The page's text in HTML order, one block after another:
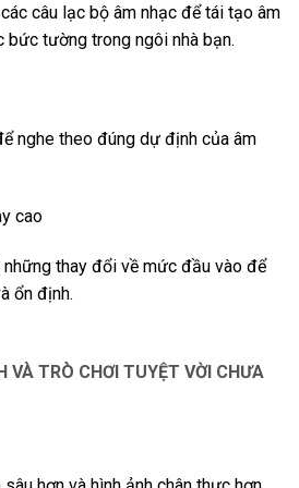
câu lạc bộ âm nhạc để tái tạo âm
bức tường trong ngôi nhà bạn.
nghe theo đúng dự định của âm
cao
những thay đổi về mức đầu vào để
ổn định.
VÀ TRÒ CHƠI TUYỆT VỜI CHƯA